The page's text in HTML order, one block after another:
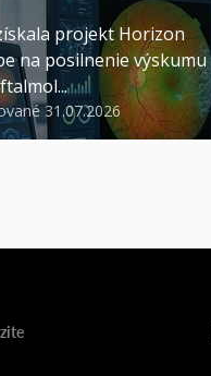
projekt Horizon
na posilnenie výskumu
31.07.2026